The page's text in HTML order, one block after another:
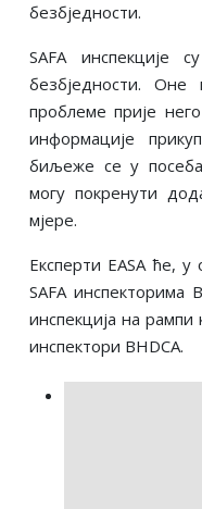
безбједности.
SAFA инспекције
безбједности. Оне
проблеме прије
информације
биљеже се у
могу покренути
мјере.
Експерти EASA ће, у
SAFA инспекторима
инспекција на
инспектори BHDCA.